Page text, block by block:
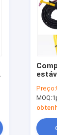
de
Preço:
MOQ: